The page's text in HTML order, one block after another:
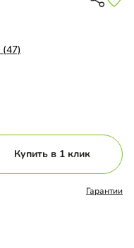
Купить в 1 клик
Гарантии